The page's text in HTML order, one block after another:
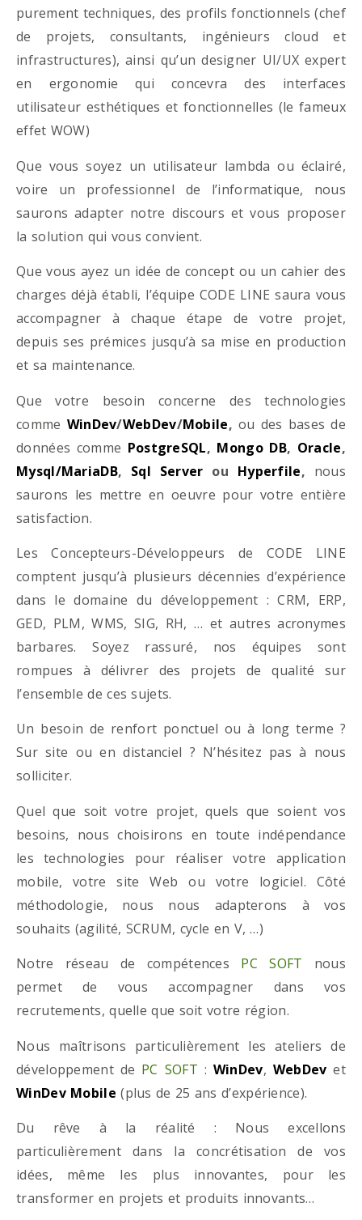
purement techniques, des profils fonctionnels (chef
de projets, consultants, ingénieurs cloud et
infrastructures), ainsi qu’un designer UI/UX expert
en ergonomie qui concevra des interfaces
utilisateur esthétiques et fonctionnelles (le fameux
effet WOW)
Que vous soyez un utilisateur lambda ou éclairé,
voire un professionnel de l’informatique, nous
saurons adapter notre discours et vous proposer
la solution qui vous convient.
Que vous ayez un idée de concept ou un cahier des
charges déjà établi, l’équipe CODE LINE saura vous
accompagner à chaque étape de votre projet,
depuis ses prémices jusqu’à sa mise en production
et sa maintenance.
Que votre besoin concerne des technologies
comme WinDev/WebDev/Mobile, ou des bases de
données comme PostgreSQL, Mongo DB, Oracle,
Mysql/MariaDB, Sql Server ou Hyperfile, nous
saurons les mettre en oeuvre pour votre entière
satisfaction.
Les Concepteurs-Développeurs de CODE LINE
comptent jusqu’à plusieurs décennies d’expérience
dans le domaine du développement : CRM, ERP,
GED, PLM, WMS, SIG, RH, … et autres acronymes
barbares. Soyez rassuré, nos équipes sont
rompues à délivrer des projets de qualité sur
l’ensemble de ces sujets.
Un besoin de renfort ponctuel ou à long terme ?
Sur site ou en distanciel ? N’hésitez pas à nous
solliciter.
Quel que soit votre projet, quels que soient vos
besoins, nous choisirons en toute indépendance
les technologies pour réaliser votre application
mobile, votre site Web ou votre logiciel. Côté
méthodologie, nous nous adapterons à vos
souhaits (agilité, SCRUM, cycle en V, …)
Notre réseau de compétences PC SOFT nous
permet de vous accompagner dans vos
recrutements, quelle que soit votre région.
Nous maîtrisons particulièrement les ateliers de
développement de PC SOFT : WinDev, WebDev et
WinDev Mobile (plus de 25 ans d’expérience).
Du rêve à la réalité : Nous excellons
particulièrement dans la concrétisation de vos
idées, même les plus innovantes, pour les
transformer en projets et produits innovants…